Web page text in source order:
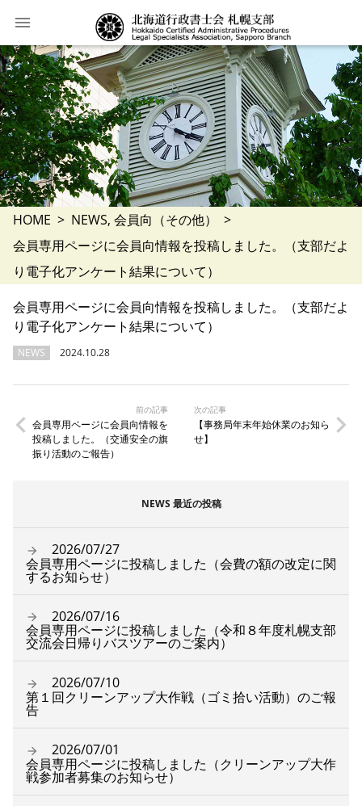
HOME NEWS 会員向（その他）
会員専用ページに会員向情報を投稿しました。（支部だよ
り電子化アンケート結果について）
会員専用ページに会員向情報を投稿しました。（支部だよ
り電子化アンケート結果について）
NEWS 2024.10.28
前の記事
会員専用ページに会員向情報を
投稿しました。（交通安全の旗
振り活動のご報告）
次の記事
【事務局年末年始休業のお知ら
せ】
NEWS 最近の投稿
2026/07/27
会員専用ページに投稿しました（会費の額の改定に関
するお知らせ）
2026/07/16
会員専用ページに投稿しました（令和８年度札幌支部
交流会日帰りバスツアーのご案内）
2026/07/10
第１回クリーンアップ大作戦（ゴミ拾い活動）のご報
告
2026/07/01
会員専用ページに投稿しました（クリーンアップ大作
戦参加者募集のお知らせ）